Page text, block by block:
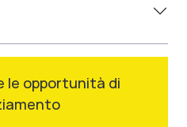
le opportunità di